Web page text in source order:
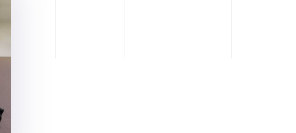
toutes ces années, ses équipes reçoivent,
Fort de cette connaissance et de cette maitrise
des soins pour Hommes et pour répondre et